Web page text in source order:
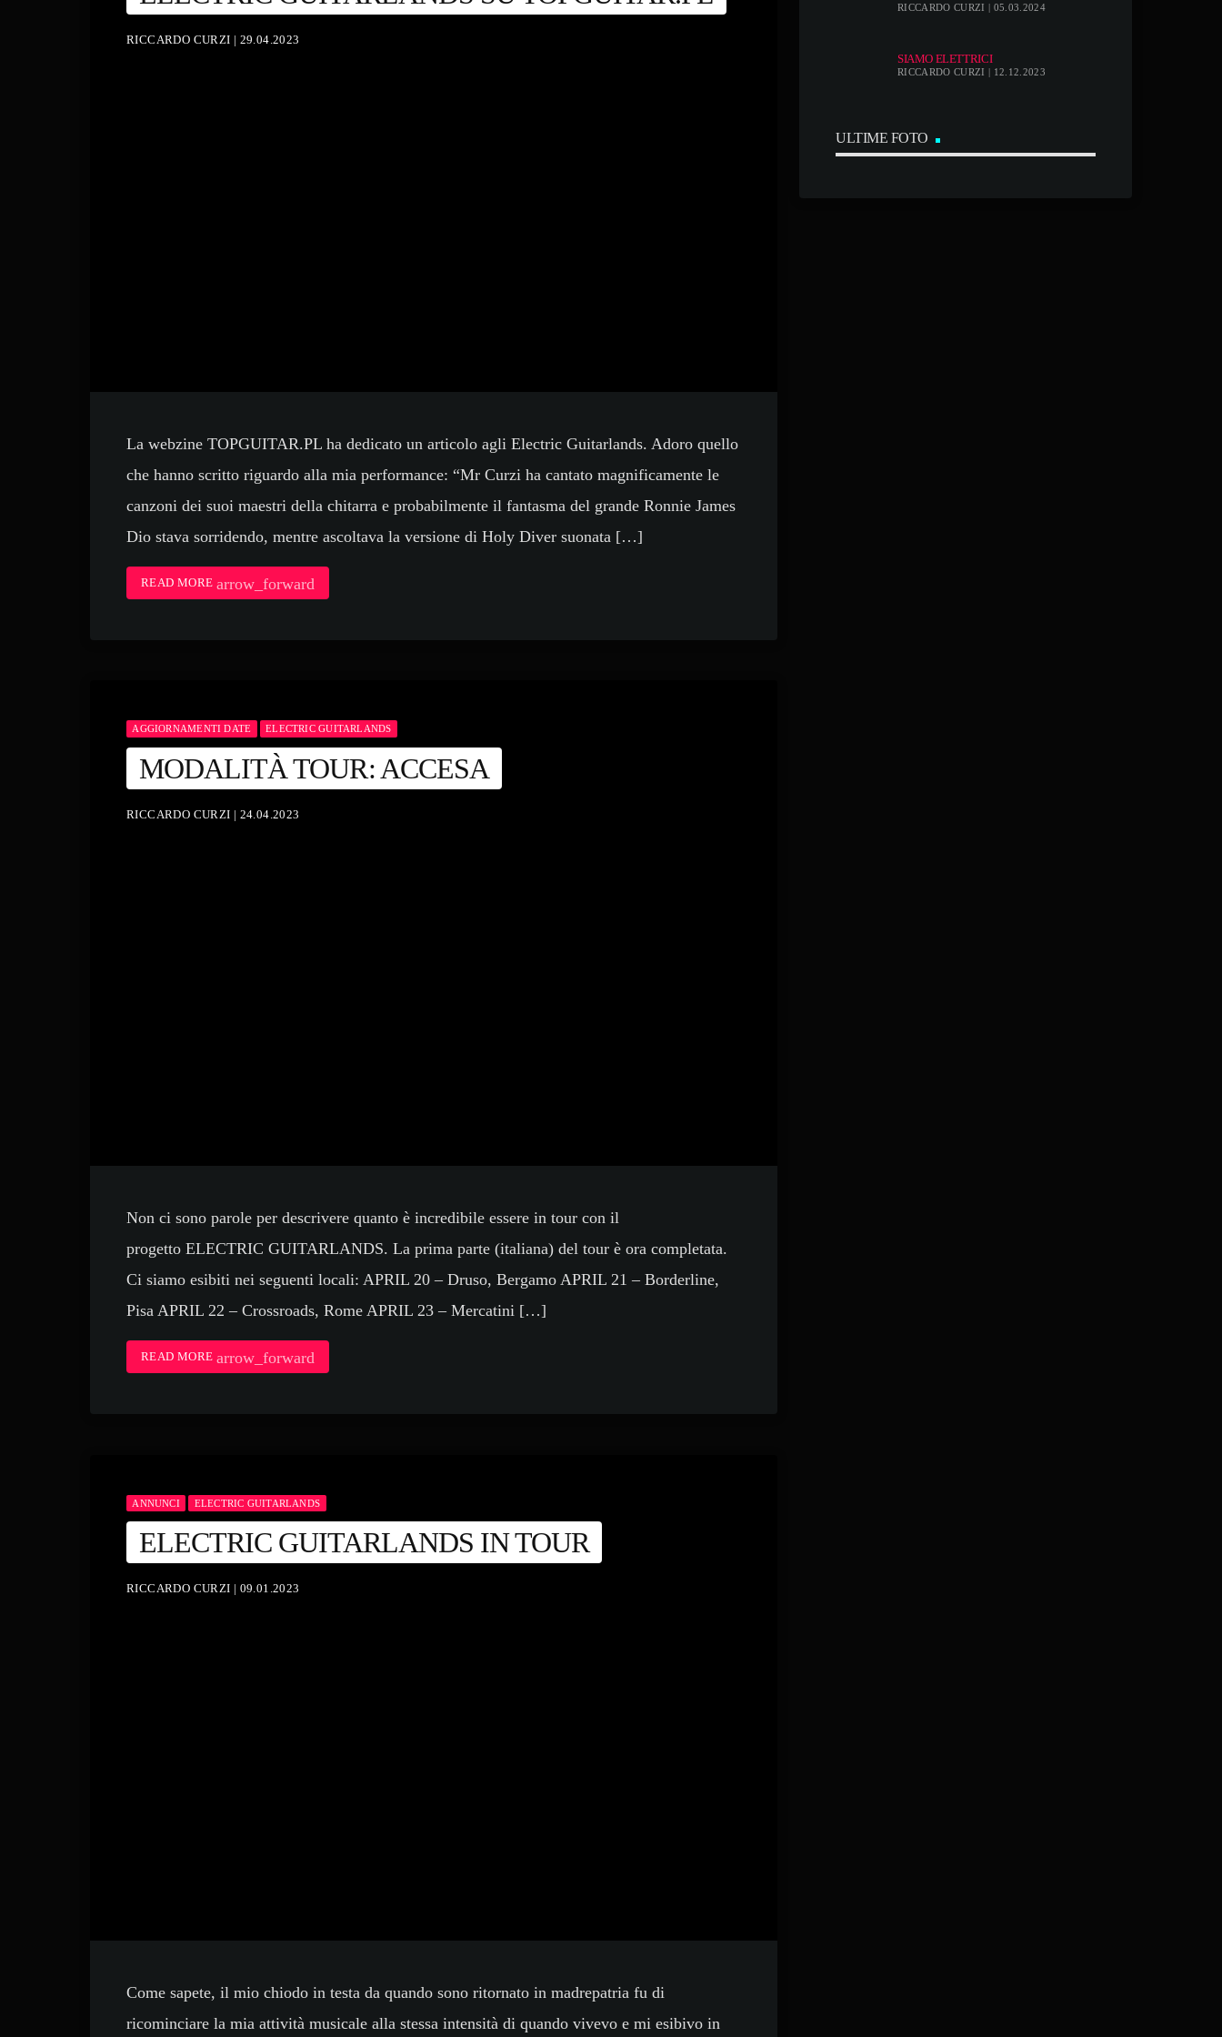
RICCARDO CURZI | 29.04.2023
La webzine TOPGUITAR.PL ha dedicato un articolo agli Electric Guitarlands. Adoro quello
che hanno scritto riguardo alla mia performance: “Mr Curzi ha cantato magnificamente le
canzoni dei suoi maestri della chitarra e probabilmente il fantasma del grande Ronnie James
Dio stava sorridendo, mentre ascoltava la versione di Holy Diver suonata […]
READ MORE arrow_forward
AGGIORNAMENTI DATE ELECTRIC GUITARLANDS
MODALITÀ TOUR: ACCESA
RICCARDO CURZI | 24.04.2023
Non ci sono parole per descrivere quanto è incredibile essere in tour con il
progetto ELECTRIC GUITARLANDS. La prima parte (italiana) del tour è ora completata.
Ci siamo esibiti nei seguenti locali: APRIL 20 – Druso, Bergamo APRIL 21 – Borderline,
Pisa APRIL 22 – Crossroads, Rome APRIL 23 – Mercatini […]
READ MORE arrow_forward
ANNUNCI ELECTRIC GUITARLANDS
ELECTRIC GUITARLANDS IN TOUR
RICCARDO CURZI | 09.01.2023
Come sapete, il mio chiodo in testa da quando sono ritornato in madrepatria fu di
ricominciare la mia attività musicale alla stessa intensità di quando vivevo e mi esibivo in
RICCARDO CURZI | 05.03.2024
SIAMO ELETTRICI
RICCARDO CURZI | 12.12.2023
ULTIME FOTO